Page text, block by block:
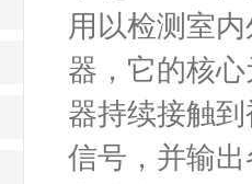
用以检测室
器，它的核
器持续接触
信号，并输